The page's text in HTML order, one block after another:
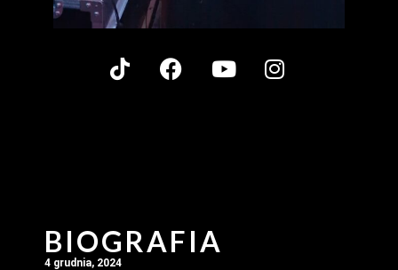
BIOGRAFIA
4 grudnia, 2024